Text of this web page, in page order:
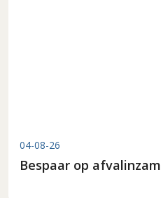
04-08-26
Bespaar op